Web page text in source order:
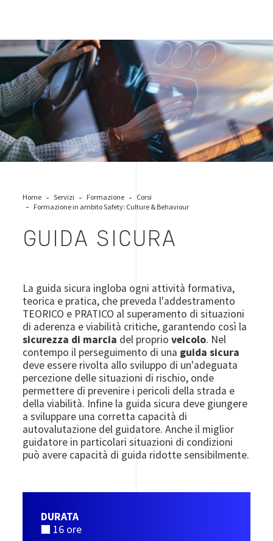
donna-guida
Home Servizi Formazione
Corsi
Formazione in ambito Safety: Culture & Behaviour
GUIDA SICURA
La guida sicura ingloba ogni attività formativa,
teorica e pratica, che preveda l'addestramento
TEORICO e PRATICO al superamento di situazioni
di aderenza e viabilità critiche, garantendo così la
sicurezza di marcia del proprioveicolo. Nel
contempo il perseguimento di una guida sicura
deve essere rivolta allo sviluppo di un'adeguata
percezione delle situazioni di rischio, onde
permettere di prevenire i pericoli della strada e
della viabilità. Infine la guida sicura deve giungere
a sviluppare una corretta capacità di
autovalutazione del guidatore. Anche il miglior
guidatore in particolari situazioni di condizioni
può avere capacità di guida ridotte sensibilmente.
DURATA
■ 16 ore